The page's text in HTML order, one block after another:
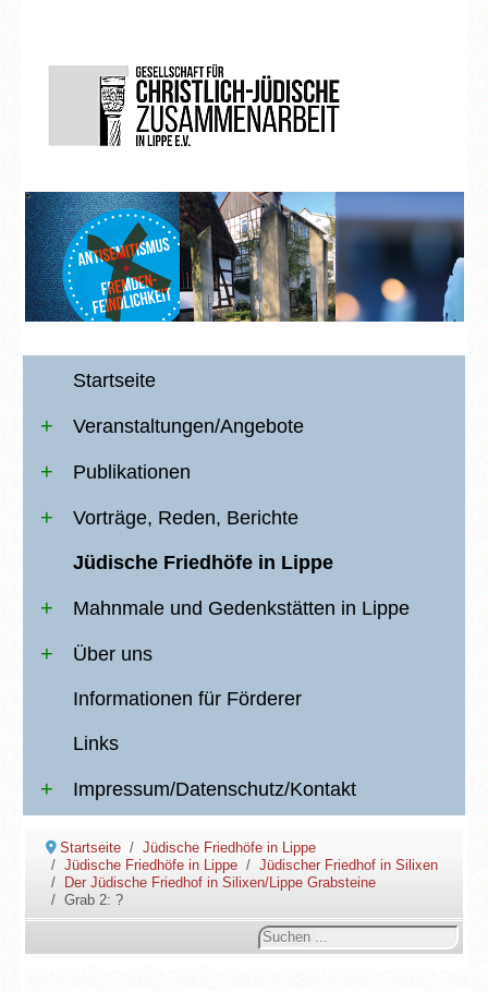
Startseite
Veranstaltungen/Angebote
Publikationen
Vorträge, Reden, Berichte
Jüdische Friedhöfe in Lippe
Mahnmale und Gedenkstätten in Lippe
Über uns
Informationen für Förderer
Links
Impressum/Datenschutz/Kontakt
Startseite
Jüdische Friedhöfe in Lippe
Jüdische Friedhöfe in Lippe
Jüdischer Friedhof in Silixen
Der Jüdische Friedhof in Silixen/Lippe Grabsteine
Grab 2: ?
Suchen
...